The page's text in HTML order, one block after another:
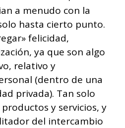
a menudo con la
hasta cierto punto.
felicidad,
ya que son algo
relativo y
(dentro de una
privada). Tan solo
y servicios, y
del intercambio